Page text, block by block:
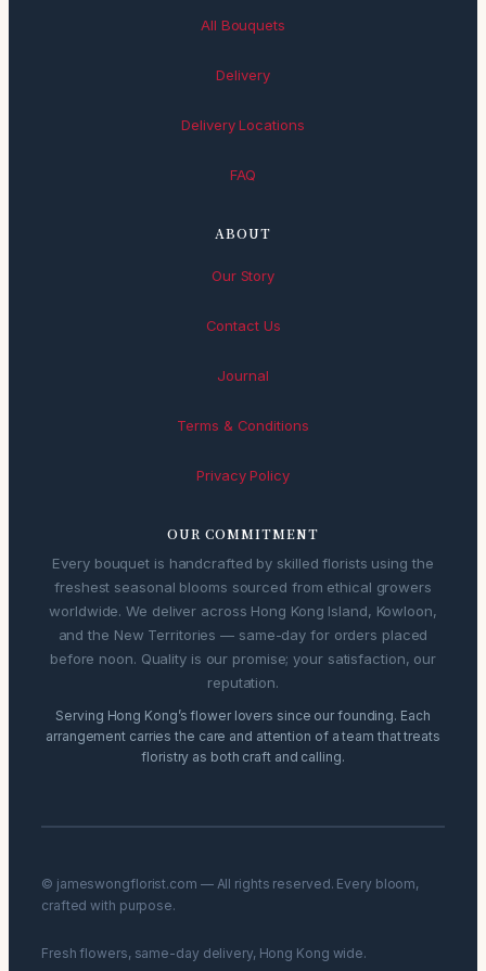
All Bouquets
Delivery
Delivery Locations
FAQ
ABOUT
Our Story
Contact Us
Journal
Terms & Conditions
Privacy Policy
OUR COMMITMENT
Every bouquet is handcrafted by skilled florists using the
freshest seasonal blooms sourced from ethical growers
worldwide. We deliver across Hong Kong Island, Kowloon,
and the New Territories — same-day for orders placed
before noon. Quality is our promise; your satisfaction, our
reputation.
Serving Hong Kong’s flower lovers since our founding. Each
arrangement carries the care and attention of a team that treats
floristry as both craft and calling.
© jameswongflorist.com — All rights reserved. Every bloom,
crafted with purpose.
Fresh flowers, same-day delivery, Hong Kong wide.